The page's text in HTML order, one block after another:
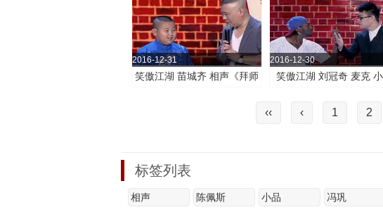
笑傲江湖 苗城齐 相声《拜师
2016-12-31
笑傲江湖 刘冠奇 麦克
2016-12-30
‹‹ ‹ 1 2
标签列表
相声 陈佩斯 小品 冯巩